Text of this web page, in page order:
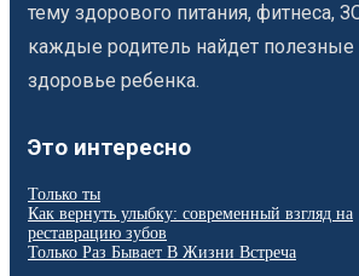
тему здорового питания, фитнеса,
каждые родитель найдет полезные
здоровье ребенка.
Это интересно
Только ты
Как вернуть улыбку: современный взгляд на
реставрацию зубов
Только Раз Бывает В Жизни Встреча